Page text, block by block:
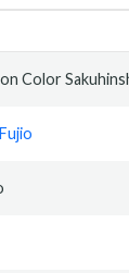
Color